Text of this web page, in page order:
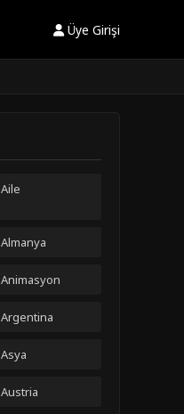
Üye Girişi
Aile
Almanya
Animasyon
Argentina
Asya
Austria